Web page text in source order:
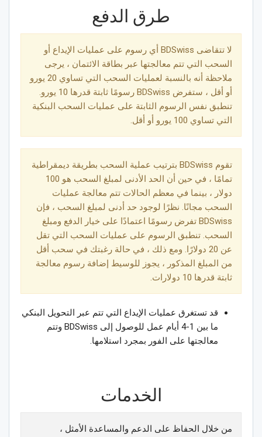
ﻃﺮﻕ اﻟﺪﻓﻊ
لا تتقاضى BDSwiss أي رسوم على عمليات الإيداع أو
السحب التي تتم معالجتها عبر بطاقة الائتمان ، يرجى
ملاحظة أنه بالنسبة لعمليات السحب التي تساوي 20 يورو
أو أقل ، ستفرض BDSwiss رسومًا ثابتة قدرها 10 يورو.
تنطبق نفس الرسوم الثابتة على عمليات السحب البنكية
التي تساوي 100 يورو أو أقل.
تقوم BDSwiss بترتيب عملية السحب بطريقة ديمقراطية
تمامًا ، في حين أن الحد الأدنى لمبلغ السحب هو 100
دولار ، بينما في معظم الحالات تتم معالجة عمليات
السحب مجانًا. نظرًا لوجود حد أدنى لمبلغ السحب ، فإن
BDSwiss تفرض رسومًا اعتمادًا على خيار الدفع ومبلغ
السحب. تنطبق الرسوم على عمليات السحب التي تقل
عن 20 دولارًا.
ومع ذلك ، في حالة رغبتك في سحب أقل
من المبلغ المذكور ، يجوز للوسيط إضافة رسوم معالجة
ثابتة قدرها 10 دولارات.
قد تستغرق عمليات الإيداع التي تتم عبر التحويل البنكي
ما بين 1-4 أيام عمل للوصول إلى BDSwiss وتتم
معالجتها على الفور بمجرد استلامها.
الخدمات
من خلال الحفاظ على الدعم والمساعدة الأمثل ،